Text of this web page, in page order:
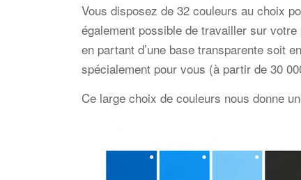
Vous disposez de 32 couleurs au choix
également possible de travailler sur
en partant d’une base transparente soit
spécialement pour vous (à partir de 30
Ce large choix de couleurs nous donne